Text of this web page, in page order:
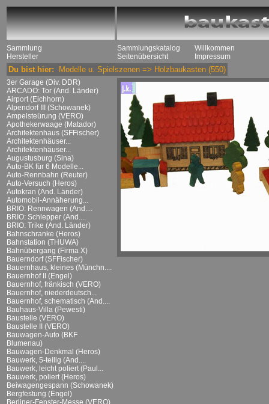
Sammlung
Hersteller
Sammlungskatalog
Seitenübersicht
Willkommen
Impressum
Du bist hier: Modelle u. Spielszenen => Holzbaukasten (550)
3er Garage (Div. DDR)
ARCADO: Tor (And. Länder)
Airport (Eichhorn)
Alpendorf III (Schowanek)
Ampelsteürung (VERO)
Apothekerwaage (Matador)
Architektenhaus (SFFischer)
Architektenhäuser...
Architektenhäuser...
Augustusburg (Sina)
Auto-BK für 6 Modelle...
Auto-Rennbahn (Reuter)
Auto-Versuch (Heros)
Autokran (And. Länder)
Automobil-Annäherung...
BRIO: Rennwagen (And....
BRIO: Schlepper (And....
BRIO: Trike (And. Länder)
Bahnschranke (Heros)
Bahnstation (THUWA)
Bahnübergang (Firma X)
Bauerndorf (SFFischer)
Bauernhaus, kleines (Münchn....
Bauernhof II (Engel)
Bauernhof, fränkisch (VERO)
Bauernhof, niederdeutsch...
Bauernhof, schematisch (And....
Bauhaus-Villa (Pewesti)
Baustelle (VERO)
Baustelle II (VERO)
Bauwagen-Auto (BKF
Blumenau)
Bauwagen-Denkmal (Heros)
Bauwerk, 5-teilig (And....
Bauwerk, leicht poliert (Paul...
Bauwerk, poliert (Heros)
Beiwagengespann (Schowanek)
Bergfestung (Engel)
Berliner-Fenster-Messe (VERO)